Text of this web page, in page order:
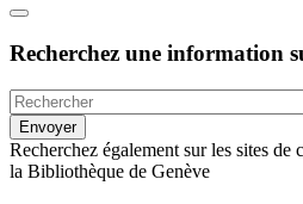
Recherchez une information
Recherchez également sur les sites de
la Bibliothèque de Genève